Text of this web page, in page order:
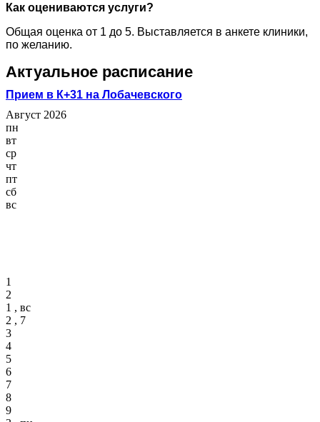
Как оцениваются услуги?
Общая оценка от 1 до 5. Выставляется в анкете клиники,
по желанию.
Актуальное расписание
Прием в К+31 на Лобачевского
Август 2026
пн
вт
ср
чт
пт
сб
вс
1
2
1 , вс
2 , 7
3
4
5
6
7
8
9